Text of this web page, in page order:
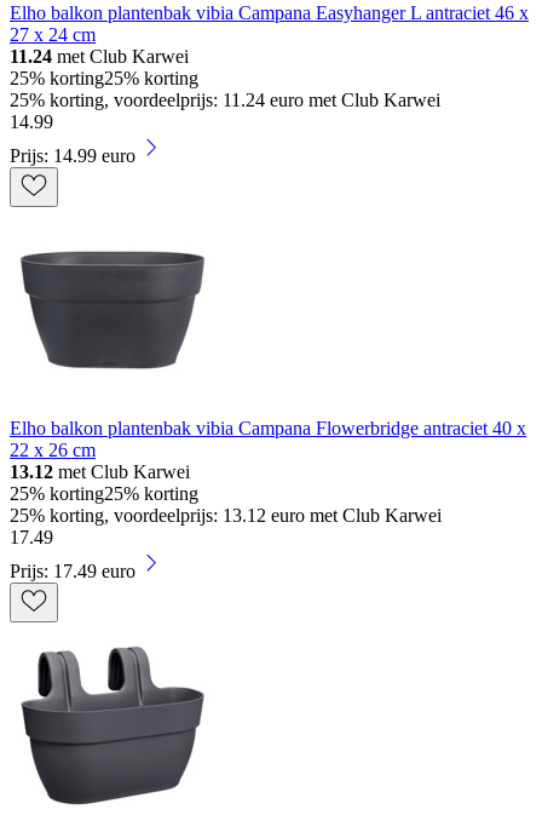
Elho balkon plantenbak vibia Campana Easyhanger L antraciet 46 x
27 x 24 cm
11.24 met Club Karwei
25% korting25% korting
25% korting, voordeelprijs: 11.24 euro met Club Karwei
14.99
Prijs: 14.99 euro
Elho balkon plantenbak vibia Campana Flowerbridge antraciet 40 x
22 x 26 cm
13.12 met Club Karwei
25% korting25% korting
25% korting, voordeelprijs: 13.12 euro met Club Karwei
17.49
Prijs: 17.49 euro